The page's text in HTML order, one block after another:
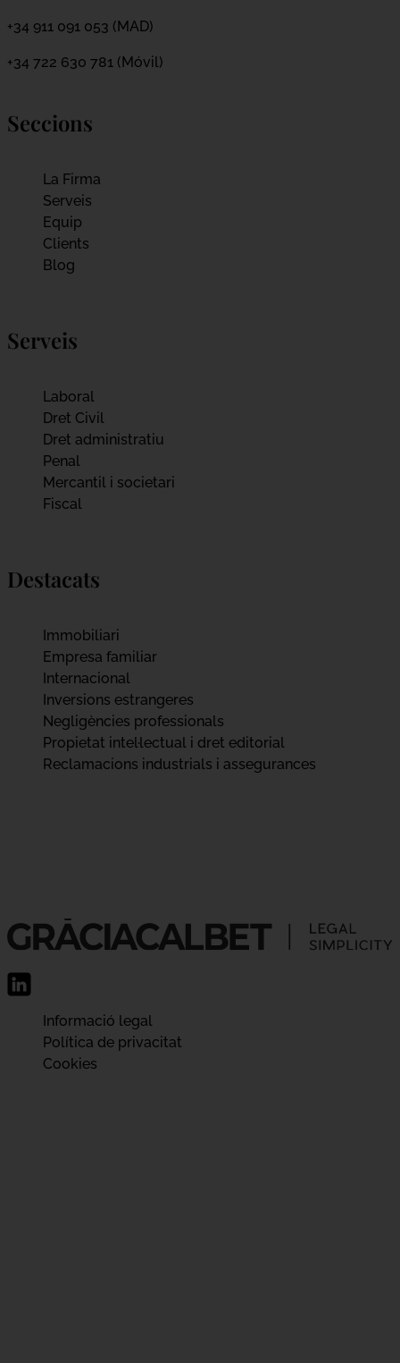
+34 911 091 053 (MAD)
+34 722 630 781 (Móvil)
Seccions
La Firma
Serveis
Equip
Clients
Blog
Serveis
Laboral
Dret Civil
Dret administratiu
Penal
Mercantil i societari
Fiscal
Destacats
Immobiliari
Empresa familiar
Internacional
Inversions estrangeres
Negligències professionals
Propietat intel·lectual i dret editorial
Reclamacions industrials i assegurances
Informació legal
Política de privacitat
Cookies